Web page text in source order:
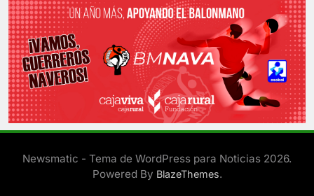
Newsmatic - Tema de WordPress para Noticias 2026.
Powered By BlazeThemes.